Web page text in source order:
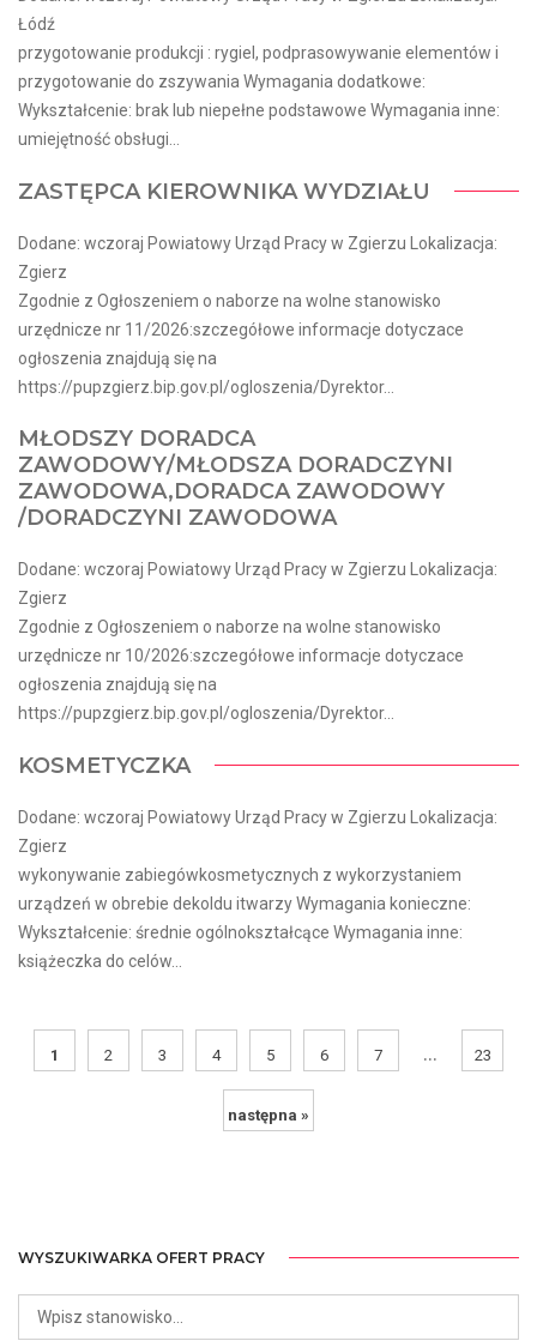
Łódź
przygotowanie produkcji : rygiel, podprasowywanie elementów i
przygotowanie do zszywania Wymagania dodatkowe:
Wykształcenie: brak lub niepełne podstawowe Wymagania inne:
umiejętność obsługi...
ZASTĘPCA KIEROWNIKA WYDZIAŁU
Dodane: wczoraj Powiatowy Urząd Pracy w Zgierzu Lokalizacja:
Zgierz
Zgodnie z Ogłoszeniem o naborze na wolne stanowisko
urzędnicze nr 11/2026:szczegółowe informacje dotyczace
ogłoszenia znajdują się na
https://pupzgierz.bip.gov.pl/ogloszenia/Dyrektor...
MŁODSZY DORADCA
ZAWODOWY/MŁODSZA DORADCZYNI
ZAWODOWA,DORADCA ZAWODOWY
/DORADCZYNI ZAWODOWA
Dodane: wczoraj Powiatowy Urząd Pracy w Zgierzu Lokalizacja:
Zgierz
Zgodnie z Ogłoszeniem o naborze na wolne stanowisko
urzędnicze nr 10/2026:szczegółowe informacje dotyczace
ogłoszenia znajdują się na
https://pupzgierz.bip.gov.pl/ogloszenia/Dyrektor...
KOSMETYCZKA
Dodane: wczoraj Powiatowy Urząd Pracy w Zgierzu Lokalizacja:
Zgierz
wykonywanie zabiegówkosmetycznych z wykorzystaniem
urządzeń w obrebie dekoldu itwarzy Wymagania konieczne:
Wykształcenie: średnie ogólnokształcące Wymagania inne:
książeczka do celów...
1 2 3 4 5 6 7 ... 23
następna »
WYSZUKIWARKA OFERT PRACY